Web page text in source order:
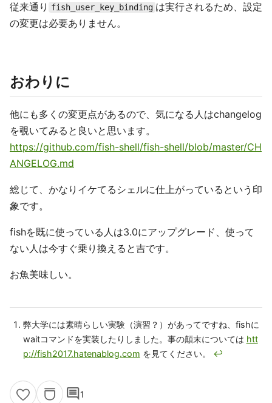
従来通り fish_user_key_binding は実行されるため、設定
の変更は必要ありません。
おわりに
他にも多くの変更点があるので、気になる人はchangelog
を覗いてみると良いと思います。
https://github.com/fish-shell/fish-shell/blob/master/CH
ANGELOG.md
総じて、かなりイケてるシェルに仕上がっているという印
象です。
fishを既に使っている人は3.0にアップグレード、使って
ない人は今すぐ乗り換えると吉です。
お魚美味しい。
弊大学には素晴らしい実験（演習？）があってですね、fishに
waitコマンドを実装したりしました。事の顛末については htt
p://fish2017.hatenablog.com を見てください。 ↩
comment1